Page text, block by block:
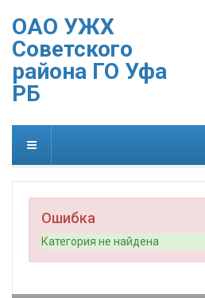
ОАО УЖХ
Советского
района ГО Уфа
РБ
Ошибка
Категория не найдена